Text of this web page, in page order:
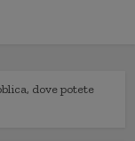
dove potete